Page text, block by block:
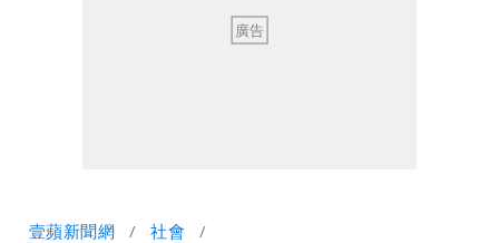
壹蘋新聞網 社會